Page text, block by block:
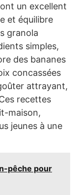
un excellent
et équilibre
granola
simples,
des bananes
concassées
attrayant,
recettes
maison,
jeunes à une
pêche pour